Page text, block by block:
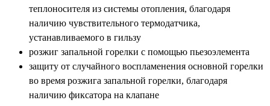
теплоносителя из системы отопления, благодаря
наличию чувствительного термодатчика,
устанавливаемого в гильзу
розжиг запальной горелки с помощью пьезоэлемента
защиту от случайного воспламенения основной горелки
во время розжига запальной горелки, благодаря
наличию фиксатора на клапане